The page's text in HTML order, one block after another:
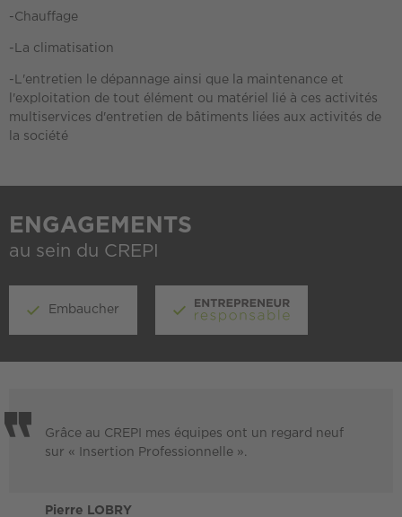
-Chauffage
-La climatisation
-L'entretien le dépannage ainsi que la maintenance et
l'exploitation de tout élément ou matériel lié à ces activités
multiservices d'entretien de bâtiments liées aux activités de
la société
ENGAGEMENTS
au sein du CREPI
Embaucher
Grâce au CREPI mes équipes ont un regard neuf
sur « Insertion Professionnelle ».
Pierre LOBRY